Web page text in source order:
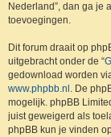
Nederland”, dan ga je
toevoegingen.
Dit forum draait op
uitgebracht onder de “
gedownload worden
www.phpbb.nl . De
mogelijk. phpBB
juist geweigerd als
phpBB kun je vinden